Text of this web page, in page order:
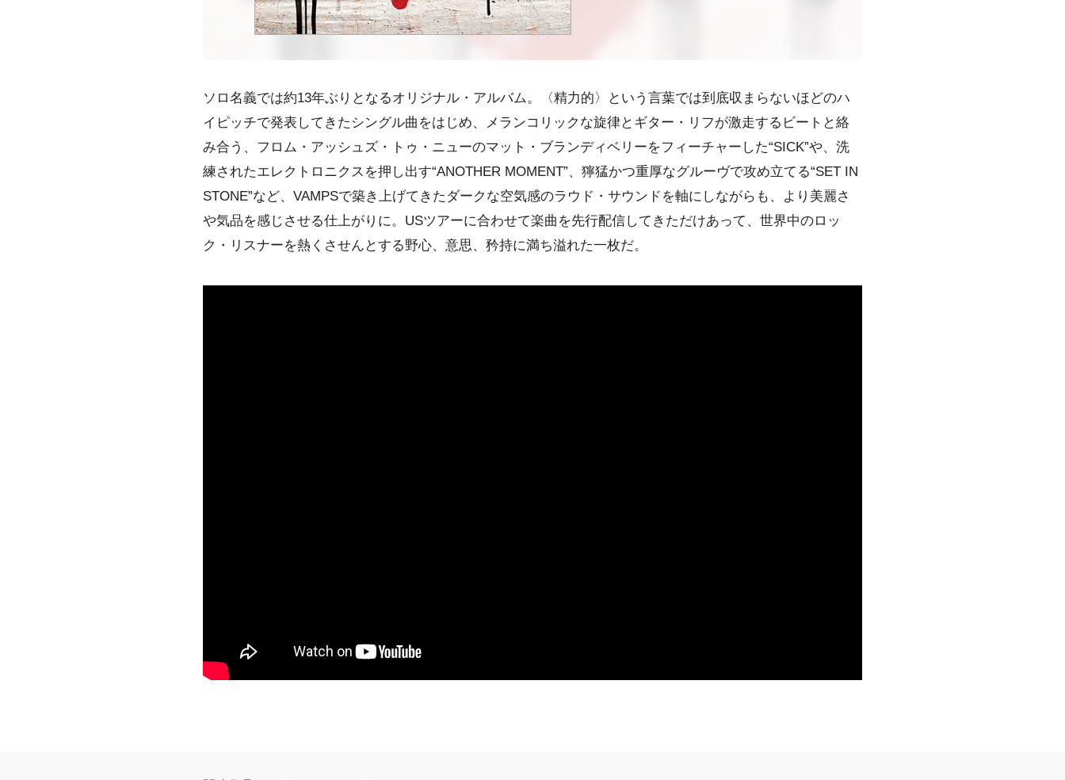
ソロ名義では約13年ぶりとなるオリジナル・アルバム。〈精力的〉という言葉では到底収まらないほどのハ
イピッチで発表してきたシングル曲をはじめ、メランコリックな旋律とギター・リフが激走するビートと絡
み合う、フロム・アッシュズ・トゥ・ニューのマット・ブランディベリーをフィーチャーした“SICK”や、洗
練されたエレクトロニクスを押し出す“ANOTHER MOMENT”、獰猛かつ重厚なグルーヴで攻め立てる“SET IN
STONE”など、VAMPSで築き上げてきたダークな空気感のラウド・サウンドを軸にしながらも、より美麗さ
や気品を感じさせる仕上がりに。USツアーに合わせて楽曲を先行配信してきただけあって、世界中のロッ
ク・リスナーを熱くさせんとする野心、意思、矜持に満ち溢れた一枚だ。